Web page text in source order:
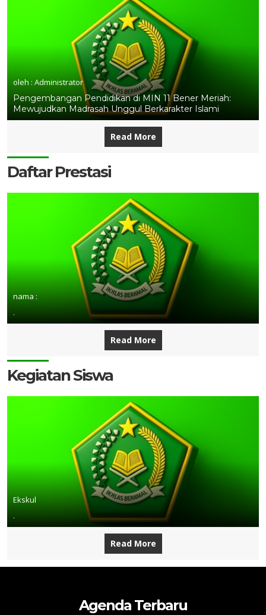
oleh : Administrator
Pengembangan Pendidikan di MIN 11 Bener Meriah:
Mewujudkan Madrasah Unggul Berkarakter Islami
Read More
Daftar Prestasi
nama :
.
Read More
Kegiatan Siswa
Ekskul
.
Read More
Agenda Terbaru